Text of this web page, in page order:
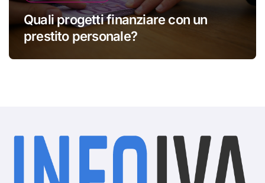
Quali progetti finanziare con un
prestito personale?